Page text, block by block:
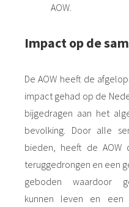
AOW.
Impact op de
De AOW heeft de
impact gehad op de
bijgedragen aan het
bevolking. Door alle
bieden, heeft de AOW
teruggedrongen en een
geboden waardoor
kunnen leven en een